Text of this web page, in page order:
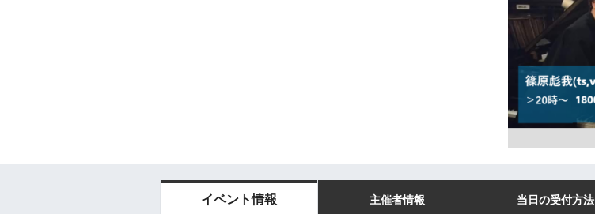
イベント情報 主催者情報 当日の受付方法